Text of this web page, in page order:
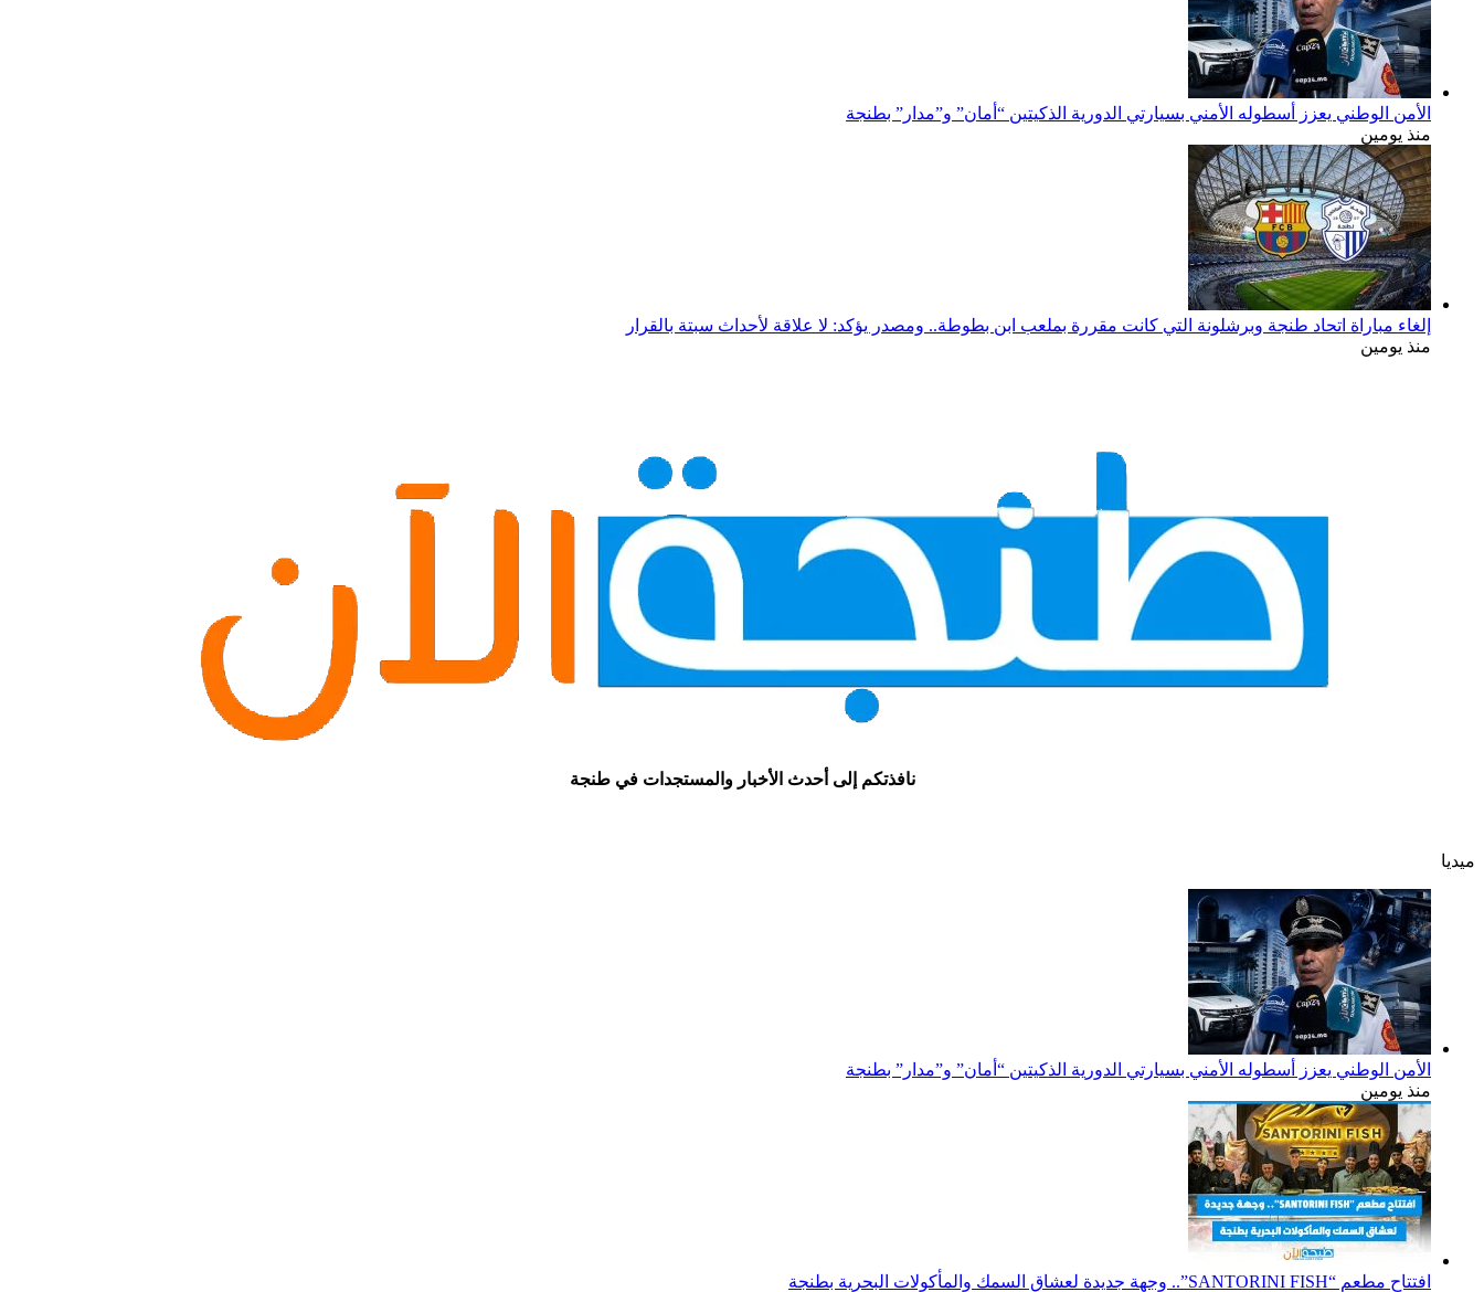
الأمن الوطني يعزز أسطوله الأمني بسيارتي الدورية الذكيتين “أمان” و”مدار” بطنجة
منذ يومين
إلغاء مباراة اتحاد طنجة وبرشلونة التي كانت مقررة بملعب ابن بطوطة.. ومصدر يؤكد: لا علاقة لأحداث سبتة بالقرار
منذ يومين
نافذتكم إلى أحدث الأخبار والمستجدات في طنجة
ميديا
الأمن الوطني يعزز أسطوله الأمني بسيارتي الدورية الذكيتين “أمان” و”مدار” بطنجة
منذ يومين
افتتاح مطعم “SANTORINI FISH”.. وجهة جديدة لعشاق السمك والمأكولات البحرية بطنجة